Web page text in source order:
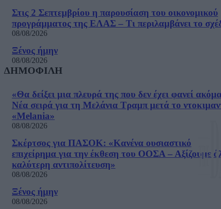
Στις 2 Σεπτεμβρίου η παρουσίαση του οικονομικού
προγράμματος της ΕΛΑΣ – Τι περιλαμβάνει το
08/08/2026
Ξένος ήμην
08/08/2026
ΔΗΜΟΦΙΛΗ
«Θα δείξει μια πλευρά της που δεν έχει φανεί
Νέα σειρά για τη Μελάνια Τραμπ μετά το
«Melania»
08/08/2026
Σκέρτσος για ΠΑΣΟΚ: «Κανένα ουσιαστικό
επιχείρημα για την έκθεση του ΟΟΣΑ – Αξίζουμε
καλύτερη αντιπολίτευση»
08/08/2026
Ξένος ήμην
08/08/2026